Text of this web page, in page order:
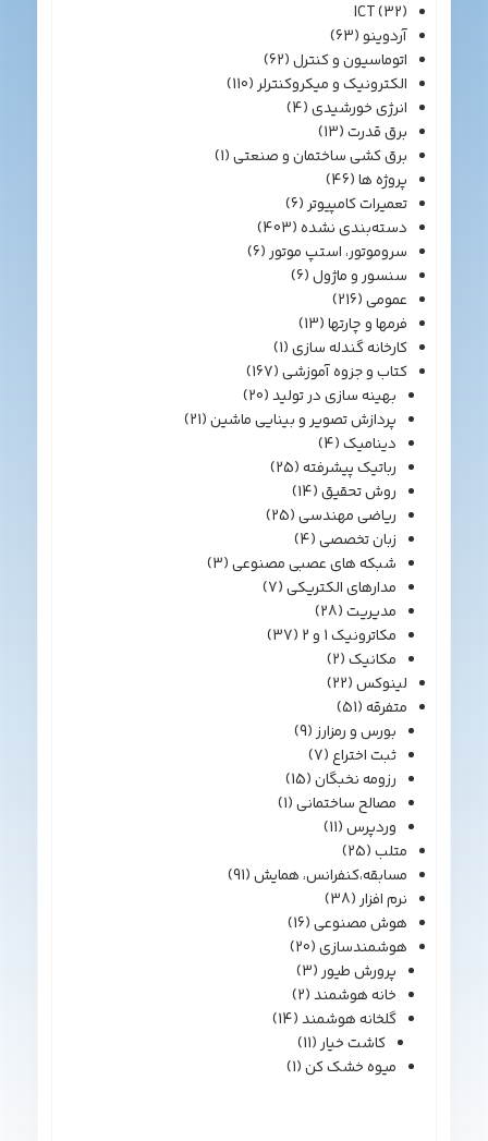
ICT(32)
آردوینو(63)
اتوماسیون و کنترل(62)
الکترونیک و میکروکنترلر(110)
انرژی خورشیدی(4)
برق قدرت(13)
برق کشی ساختمان و صنعتی(1)
پروژه ها(46)
تعمیرات کامپیوتر(6)
دسته‌بندی نشده(403)
سروموتور، استپ موتور(6)
سنسور و ماژول(6)
عمومی(216)
فرمها و چارتها(13)
کارخانه گندله سازی(1)
کتاب و جزوه آموزشی(167)
بهینه سازی در تولید(20)
پردازش تصویر و بینایی ماشین(21)
دینامیک(4)
رباتیک پیشرفته(25)
روش تحقیق(14)
ریاضی مهندسی(25)
زبان تخصصی(4)
شبکه های عصبی مصنوعی(3)
مدارهای الکتریکی(7)
مدیریت(28)
مکاترونیک 1 و 2
(37)
مکانیک(2)
لینوکس(22)
متفرقه(51)
بورس و رمزارز(9)
ثبت اختراع(7)
رزومه نخبگان(15)
مصالح ساختمانی(1)
وردپرس(11)
متلب(25)
مسابقه،کنفرانس، همایش(91)
نرم افزار(38)
هوش مصنوعی(16)
هوشمندسازی(20)
پرورش طیور(3)
خانه هوشمند(2)
گلخانه هوشمند(14)
کاشت خیار(11)
میوه خشک کن(1)